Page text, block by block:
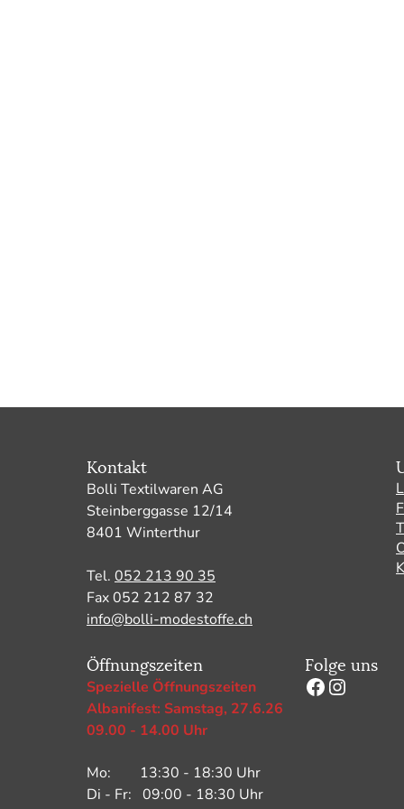
Kontakt
Bolli Textilwaren AG
Steinberggasse 12/14
8401 Winterthur
Tel. 052 213 90 35
Fax 052 212 87 32
info@bolli-modestoffe.ch
Öffnungszeiten
Spezielle Öffnungszeiten
Albanifest: Samstag, 27.6.26
09.00 - 14.00 Uhr
Mo: 13:30 - 18:30 Uhr
Di - Fr: 09:00 - 18:30 Uhr
Folge uns
Facebook